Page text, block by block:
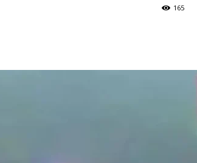
165